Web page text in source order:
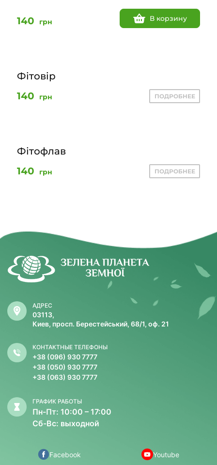
140 грн В корзину
Фітовір
140
грн ПОДРОБНЕЕ
Фітофлав
140
грн ПОДРОБНЕЕ
АДРЕС
03113,
Киев, просп. Берестейський, 68/1, оф. 21
КОНТАКТНЫЕ ТЕЛЕФОНЫ
+38 (096) 930 7777
+38 (050) 930 7777
+38 (063) 930 7777
ГРАФИК РАБОТЫ
Пн-Пт: 10:00 – 17:00
Сб-Вс: выходной
Facebook Youtube